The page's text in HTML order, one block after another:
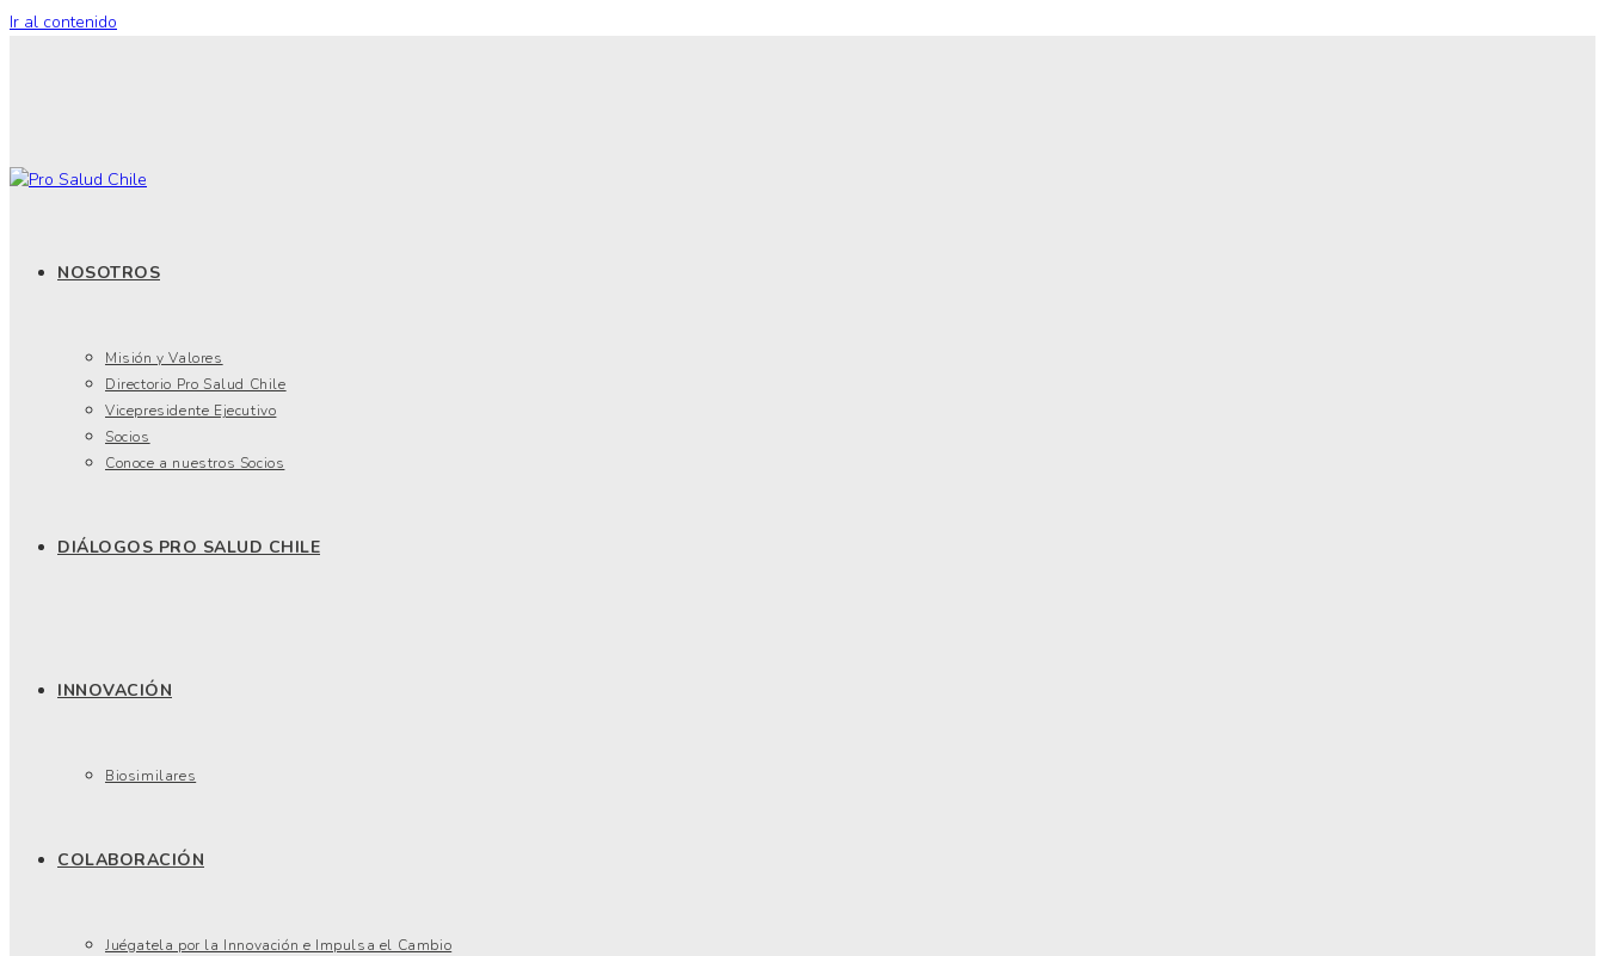
Ir al contenido
NOSOTROS
Misión y Valores
Directorio Pro Salud Chile
Vicepresidente Ejecutivo
Socios
Conoce a nuestros Socios
DIÁLOGOS PRO SALUD CHILE
INNOVACIÓN
Biosimilares
COLABORACIÓN
Juégatela por la Innovación e Impulsa el Cambio